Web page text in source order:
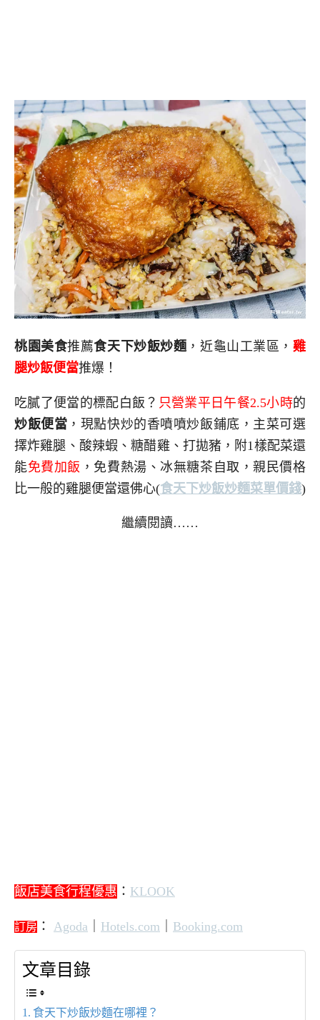
桃園美食推薦食天下炒飯炒麵 ，近龜山工業區，雞
腿炒飯便當推爆！
吃膩了便當的標配白飯？ 只營業平日午餐2.5小時的
炒飯便當 ，現點快炒的香噴噴炒飯鋪底，主菜可選
擇炸雞腿、酸辣蝦、糖醋雞、打拋豬，附1樣配菜還
能免費加飯 ，免費熱湯、冰無糖茶自取，親民價格
比一般的雞腿便當還佛心(食天下炒飯炒麵菜單價錢)
繼續閱讀……
飯店美食行程優惠 ： KLOOK
訂房 ： Agoda Hotels.com Booking.com
文章目錄
食天下炒飯炒麵在哪裡？